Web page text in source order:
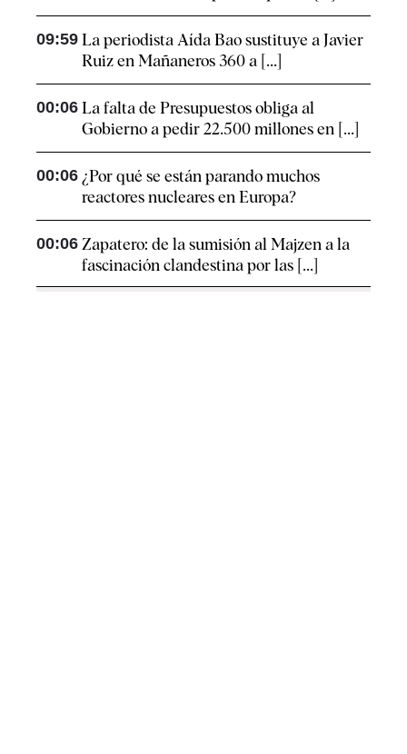
09:59 La periodista Aída Bao sustituye a Javier
Ruiz en Mañaneros 360 a [...]
00:06 La falta de Presupuestos obliga al
Gobierno a pedir 22.500 millones en [...]
00:06 ¿Por qué se están parando muchos
reactores nucleares en Europa?
00:06 Zapatero: de la sumisión al Majzen a la
fascinación clandestina por las [...]